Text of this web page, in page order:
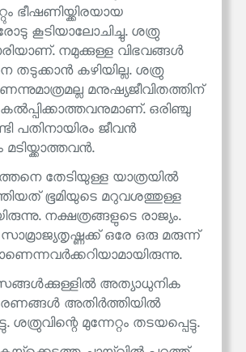
ഭീഷണിയ്ക്കിരയായ
കൂടിയാലോചിച്ചു. ശത്രു
നമുക്കുള്ള വിഭവങ്ങൾ
കഴിയില്ല. ശത്രു
മനുഷ്യജീവിതത്തിന്
ഒരിഞ്ചു
പതിനായിരം ജീവൻ
തേടിയുള്ള യാത്രയിൽ
ഭൂമിയുടെ മറുവശത്തുള്ള
നക്ഷത്രങ്ങളുടെ രാജ്യം.
സാമ്രാജ്യതൃഷ്ണക്ക് ഒരേ ഒരു മരുന്ന്
അത്യാധുനിക
അതിർത്തിയിൽ
ശത്രുവിന്റെ മുന്നേറ്റം തടയപ്പെട്ടു.